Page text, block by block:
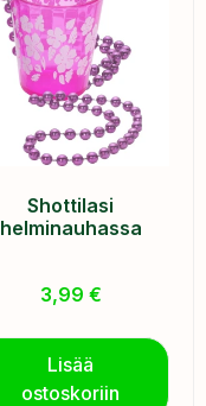
Shottilasi
helminauhassa
3,99 €
Lisää
ostoskoriin